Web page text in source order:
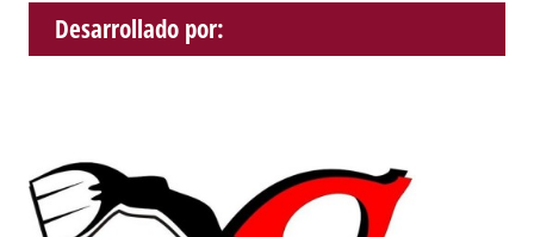
Desarrollado por: